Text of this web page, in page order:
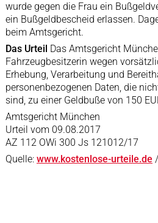
wurde gegen die Frau ein
ein Bußgeldbescheid erlassen.
beim Amtsgericht.
Das Urteil Das Amtsgericht
Fahrzeugbesitzerin wegen
Erhebung, Verarbeitung und
personenbezogenen Daten, die
sind, zu einer Geldbuße von 150
Amtsgericht München
Urteil vom 09.08.2017
AZ 112 OWi 300 Js 121012/17
Quelle: www.kostenlose-urteile.de